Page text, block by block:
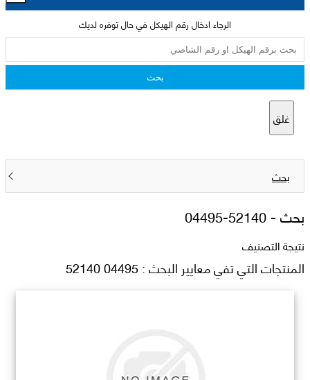
الرجاء ادخال رقم الهيكل في حال توفره لديك
بحث
غلق
بحث
بحث -04495-52140
نتيجة التصنيف
المنتجات التي تفي معايير البحث : 04495 52140